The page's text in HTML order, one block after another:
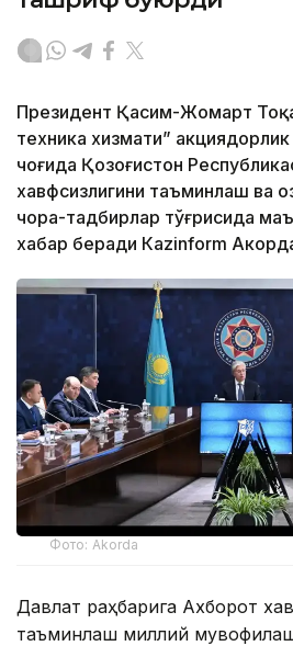
Президент Қасим-Жомарт
техника хизмати”
чоғида Қозоғистон
хавфсизлигини таъминлаш ва
чора-тадбирлар тўғрисида
хабар беради Каzinform
Фото: Akorda
Давлат раҳбарига Ахборот
таъминлаш миллий